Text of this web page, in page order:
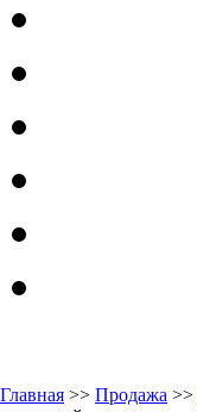
Главная >> Продажа >>